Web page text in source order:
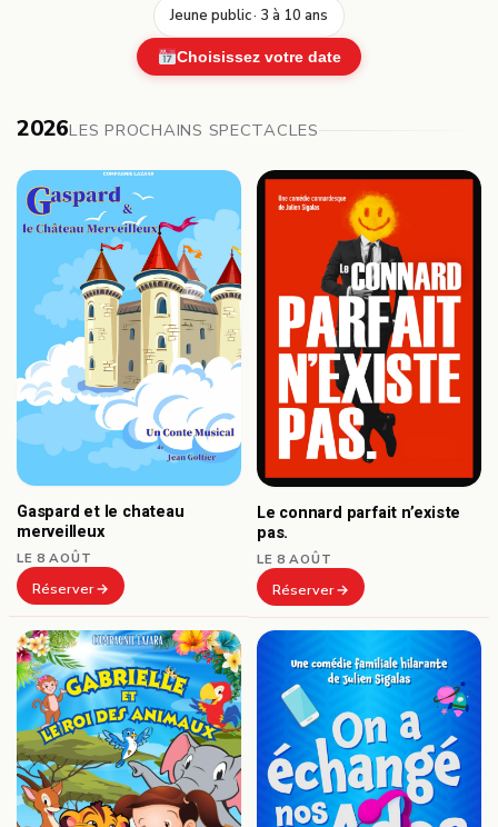
Jeune public · 3 à 10 ans
Choisissez votre date
2026LES PROCHAINS SPECTACLES
Gaspard et le chateau
merveilleux
LE 8 AOÛT
Réserver
Le connard parfait n’existe
pas.
LE 8 AOÛT
Réserver